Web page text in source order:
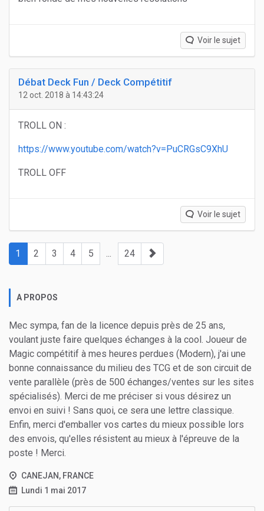
A PROPOS
Mec sympa, fan de la licence depuis près de 25 ans,
voulant juste faire quelques échanges à la cool. Joueur de
Magic compétitif à mes heures perdues (Modern), j'ai une
bonne connaissance du milieu des TCG et de son circuit de
vente parallèle (près de 500 échanges/ventes sur les sites
spécialisés). Merci de me préciser si vous désirez un
envoi en suivi ! Sans quoi, ce sera une lettre classique.
Enfin, merci d'emballer vos cartes du mieux possible lors
des envois, qu'elles résistent au mieux à l'épreuve de la
poste ! Merci.
CANEJAN, FRANCE
Lundi 1 mai 2017
Voir le sujet
Débat Deck Fun / Deck Compétitif
12 oct. 2018 à 14:43:24
TROLL ON :
https://www.youtube.com/watch?v=PuCRGsC9XhU
TROLL OFF
Voir le sujet
1 2 3 4 5 ... 24